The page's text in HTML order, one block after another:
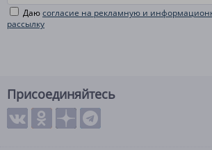
Даюсогласие на рекламную и
рассылку
Присоединяйтесь